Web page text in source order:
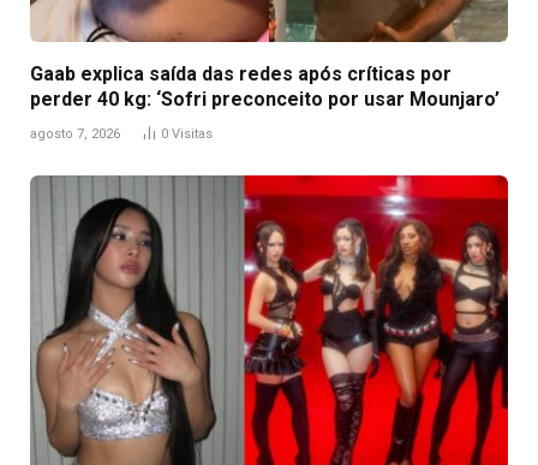
Gaab explica saída das redes após críticas por
perder 40 kg: ‘Sofri preconceito por usar Mounjaro’
agosto 7, 2026 0 Visitas